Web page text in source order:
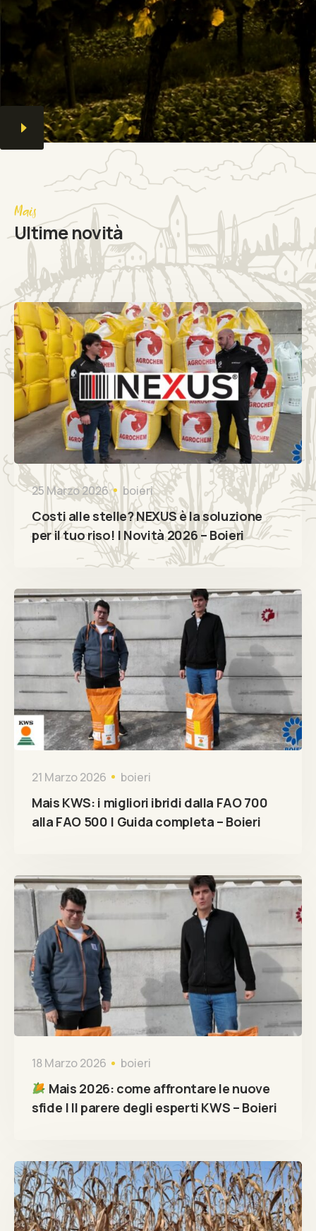
Mais
Ultime novità
25 Marzo 2026 boieri
Costi alle stelle? NEXUS è la soluzione
per il tuo riso! | Novità 2026 – Boieri
21 Marzo 2026 boieri
Mais KWS: i migliori ibridi dalla FAO 700
alla FAO 500 | Guida completa – Boieri
18 Marzo 2026 boieri
Mais 2026: come affrontare le nuove
sfide | Il parere degli esperti KWS – Boieri